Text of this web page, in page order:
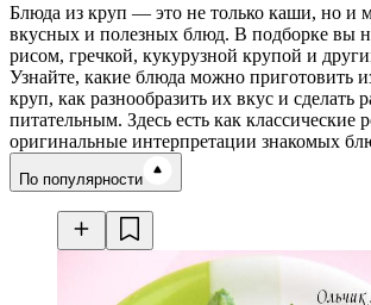
Блюда из круп — это не только каши, но и
вкусных и полезных блюд. В подборке вы
рисом, гречкой, кукурузной крупой и
Узнайте, какие блюда можно приготовить
круп, как разнообразить их вкус и сделать
питательным. Здесь есть как классические
оригинальные интерпретации знакомых
Время готовки
По популярности